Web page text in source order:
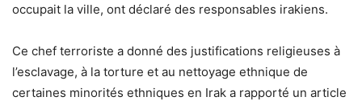
occupait la ville, ont déclaré des responsables irakiens.
Ce chef terroriste a donné des justifications religieuses à
l’esclavage, à la torture et au nettoyage ethnique de
certaines minorités ethniques en Irak a rapporté un article